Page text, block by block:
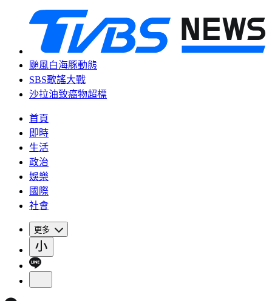
颱風白海豚動態
SBS歌謠大戰
沙拉油致癌物超標
首頁
即時
生活
政治
娛樂
國際
社會
更多